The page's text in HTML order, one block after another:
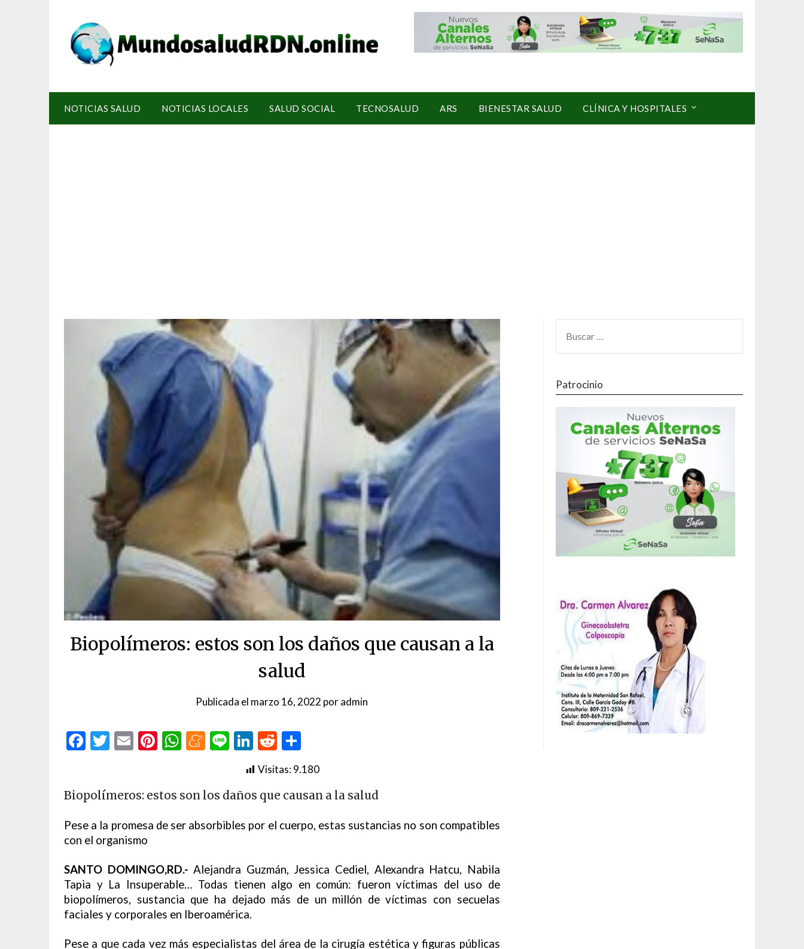
NOTICIAS SALUD NOTICIAS LOCALES SALUD SOCIAL TECNOSALUD ARS BIENESTAR SALUD CLÍNICA Y HOSPITALES
Biopolímeros: estos son los daños que causan a la
salud
Publicada el marzo 16, 2022 poradmin
Facebook
Twitter
EmailPinterest
WhatsApp
Meneame
LineLinkedIn
Reddit
Visitas:9.180
Biopolímeros: estos son los daños que causan a la salud
Pese a la promesa de ser absorbibles por el cuerpo, estas sustancias no son compatibles
con el organismo
SANTO DOMINGO,RD.- Alejandra Guzmán, Jessica Cediel, Alexandra Hatcu, Nabila
Tapia y La Insuperable… Todas tienen algo en común: fueron víctimas del uso de
biopolímeros, sustancia que ha dejado más de un millón de víctimas con secuelas
faciales y corporales en Iberoamérica.
Pese a que cada vez más especialistas del área de la cirugía estética y figuras públicas
Patrocinio